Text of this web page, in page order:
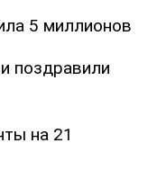
5 миллионов
поздравили
на 21